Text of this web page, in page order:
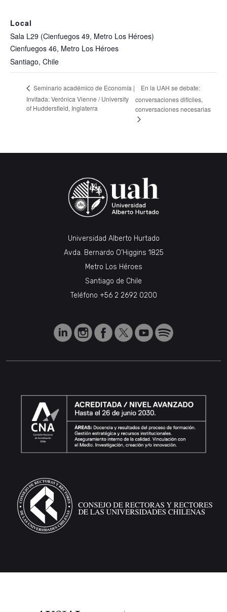
Local
Sala L29 (Cienfuegos 49, Metro Los Héroes)
Cienfuegos 46, Metro Los Héroes
Santiago, Chile
Seminario académico de Economía |
Invitada: Verónica Vienne / University
of Huddersfield, Inglaterra
En la UAH se debate:
conversaciones difíciles,
conversaciones necesarias
Universidad Alberto Hurtado
Avda. Bernardo O’Higgins 1825
Metro Los Héroes
Santiago de Chile
Teléfono +56 2 2692 0200